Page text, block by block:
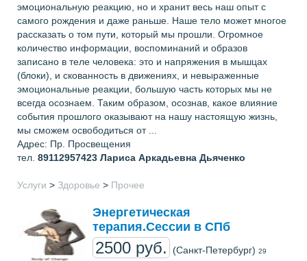
эмоциональную реакцию, но и хранит весь наш опыт с
самого рождения и даже раньше. Наше тело может многое
рассказать о том пути, который мы прошли. Огромное
количество информации, воспоминаний и образов
записано в теле человека: это и напряжения в мышцах
(блоки), и скованность в движениях, и невыраженные
эмоциональные реакции, большую часть которых мы не
всегда осознаем. Таким образом, осознав, какое влияние
события прошлого оказывают на нашу настоящую жизнь,
мы сможем освободиться от ...
Адрес: Пр. Просвещения
тел. 89112957423 Лариса Аркадьевна Дьяченко
Услуги > Здоровье > Прочее
Энергетическая
терапия.Сессии в СПб
2500 руб. (Санкт-Петербург) 29